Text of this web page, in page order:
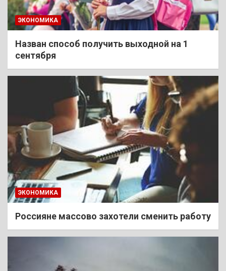
ЭКОНОМИКА
Назван способ получить выходной на 1
сентября
ЭКОНОМИКА
Россияне массово захотели сменить работу